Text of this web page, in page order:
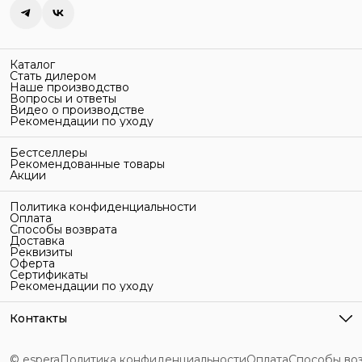
Каталог
Стать дилером
Наше производство
Вопросы и ответы
Видео о производстве
Рекомендации по уходу
Бестселлеры
Рекомендованные товары
Акции
Политика конфиденциальности
Оплата
Способы возврата
Доставка
Реквизиты
Оферта
Сертификаты
Рекомендации по уходу
Контакты